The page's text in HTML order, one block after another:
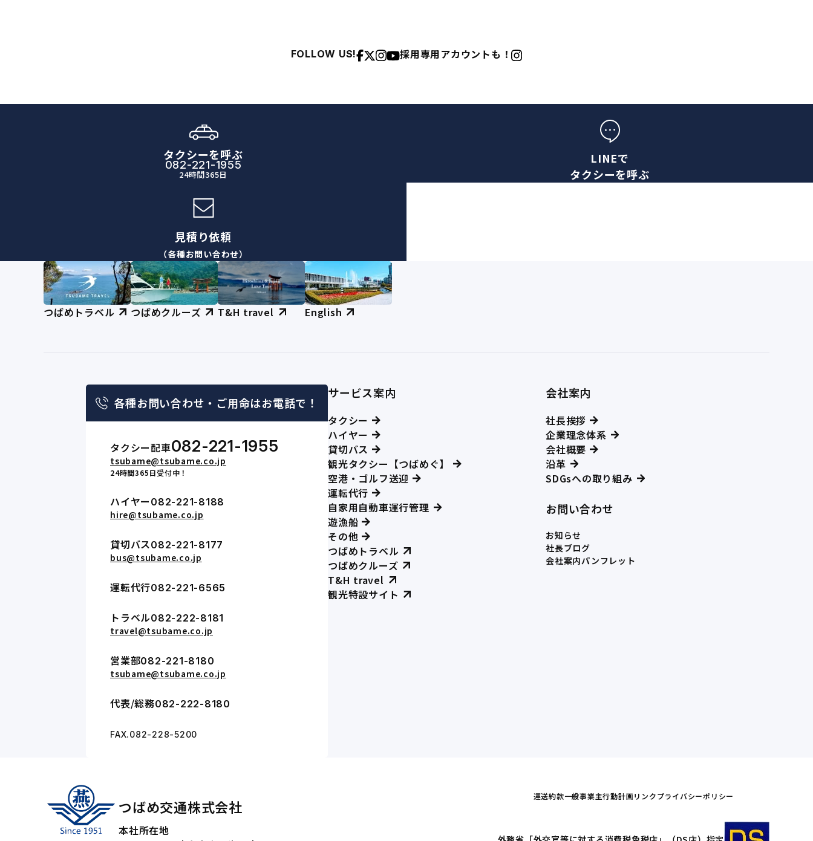
FOLLOW US! 採用専用アカウントも！
タクシーを呼ぶ
082-221-1955
24時間365日
LINEで
タクシーを呼ぶ
見積り依頼
（各種お問い合わせ）
つばめトラベル つばめクルーズ T&H travel English
各種お問い合わせ・ ご用命はお電話で！
タクシー配車082-221-1955
tsubame@tsubame.co.jp
24時間365日受付中！
ハイヤー 082-221-8188
hire@tsubame.co.jp
貸切バス082-221-8177
bus@tsubame.co.jp
運転代行082-221-6565
トラベル082-222-8181
travel@tsubame.co.jp
営業部082-221-8180
tsubame@tsubame.co.jp
代表/総務082-222-8180
FAX.082-228-5200
サービス案内
タクシー
ハイヤー
貸切バス
観光タクシー【つばめぐ】
空港・ゴルフ送迎
運転代行
自家用自動車運行管理
遊漁船
その他
つばめトラベル
つばめクルーズ
T&H travel
観光特設サイト
会社案内
社長挨拶
企業理念体系
会社概要
沿革
SDGsへの取り組み
お問い合わせ
お知らせ
社長ブログ
会社案内パンフレット
つばめ交通株式会社
本社所在地
運送約款一般事業主行動計画リンクプライバシーポリシー